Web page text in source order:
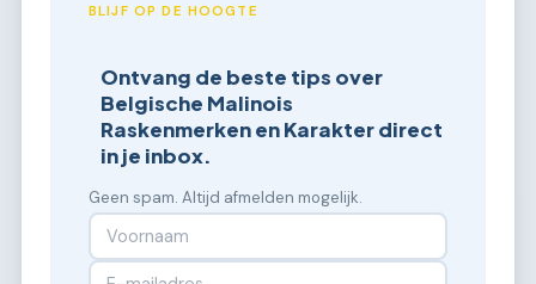
BLIJF OP DE HOOGTE
Ontvang de beste tips over
Belgische Malinois
Raskenmerken en Karakter direct
in je inbox.
Geen spam. Altijd afmelden mogelijk.